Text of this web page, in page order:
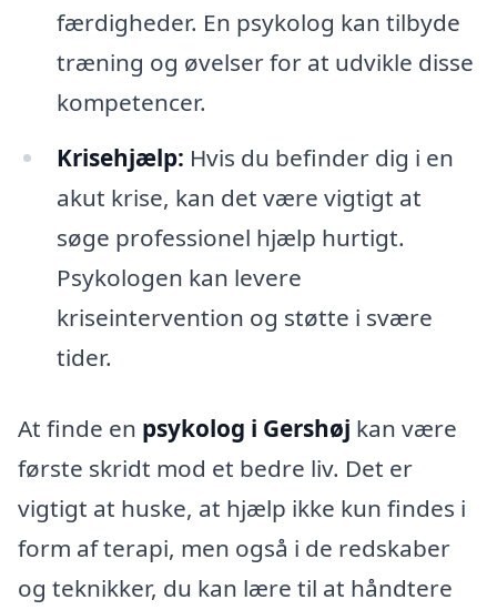
færdigheder. En psykolog kan tilbyde
træning og øvelser for at udvikle disse
kompetencer.
Krisehjælp: Hvis du befinder dig i en
akut krise, kan det være vigtigt at
søge professionel hjælp hurtigt.
Psykologen kan levere
kriseintervention og støtte i svære
tider.
At finde en psykolog i Gershøj kan være
første skridt mod et bedre liv. Det er
vigtigt at huske, at hjælp ikke kun findes i
form af terapi, men også i de redskaber
og teknikker, du kan lære til at håndtere